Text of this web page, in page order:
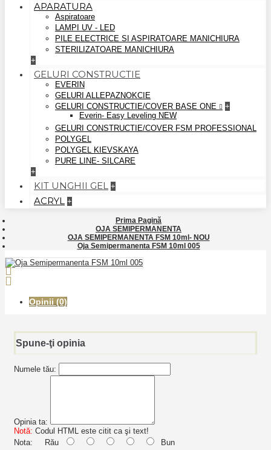
APARATURA
Aspiratoare
LAMPI UV - LED
PILE ELECTRICE SI ASPIRATOARE MANICHIURA
STERILIZATOARE MANICHIURA
+
GELURI CONSTRUCTIE
EVERIN
GELURI ALLEPAZNOKCIE
GELURI CONSTRUCTIE/COVER BASE ONE
+
Everin- Easy Leveling NEW
GELURI CONSTRUCTIE/COVER FSM PROFESSIONAL
POLYGEL
POLYGEL KIEVSKAYA
PURE LINE- SILCARE
+
KIT UNGHII GEL +
ACRYL +
Prima Pagină
OJA SEMIPERMANENTA
OJA SEMIPERMANENTA FSM 10ml- NOU
Oja Semipermanenta FSM 10ml 005
Opinii (0)
Spune-ţi opinia
Numele tău:
Opinia ta:
Notă: Codul HTML este citit ca şi text!
Nota: Rău Bun